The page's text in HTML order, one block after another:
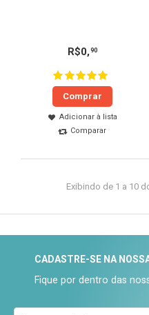
R$0, 90
Comprar
Adicionar à lista
Comparar
Exibindo de 1 a 10
CADASTRE-SE NA
Fique por dentro das